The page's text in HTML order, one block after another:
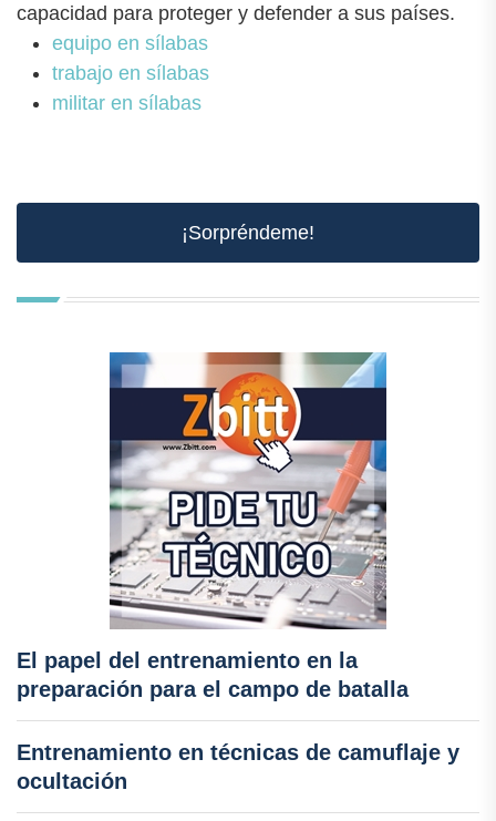
capacidad para proteger y defender a sus países.
equipo en sílabas
trabajo en sílabas
militar en sílabas
¡Sorpréndeme!
El papel del entrenamiento en la
preparación para el campo de batalla
Entrenamiento en técnicas de camuflaje y
ocultación